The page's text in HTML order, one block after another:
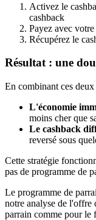
Activez le
cashback
Payez avec
Récupérez le
Résultat : une
En combinant ces
L'économie
moins cher que
Le cashback
reversé sous
Cette stratégie
pas de programme de
Le programme de
notre analyse de l'offre
parrain comme pour le